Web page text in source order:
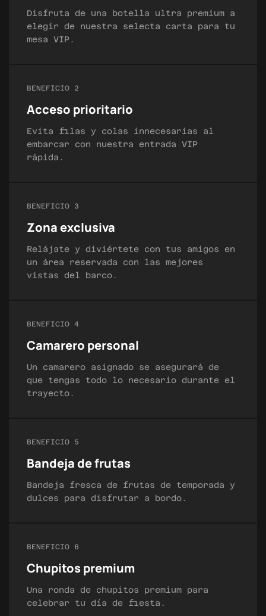
Disfruta de una botella ultra premium a
elegir de nuestra selecta carta para tu
mesa VIP.
BENEFICIO 2
Acceso prioritario
Evita filas y colas innecesarias al
embarcar con nuestra entrada VIP
rápida.
BENEFICIO 3
Zona exclusiva
Relájate y diviértete con tus amigos en
un área reservada con las mejores
vistas del barco.
BENEFICIO 4
Camarero personal
Un camarero asignado se asegurará de
que tengas todo lo necesario durante el
trayecto.
BENEFICIO 5
Bandeja de frutas
Bandeja fresca de frutas de temporada y
dulces para disfrutar a bordo.
BENEFICIO 6
Chupitos premium
Una ronda de chupitos premium para
celebrar tu día de fiesta.